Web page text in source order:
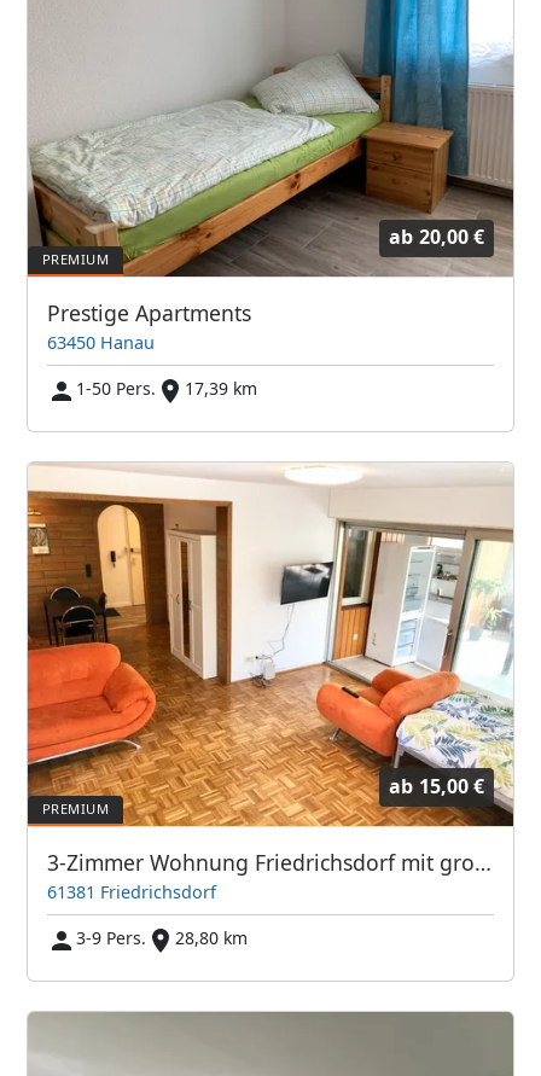
ab 20,00 €
Prestige Apartments
63450 Hanau
1-50 Pers.
17,39 km
ab 15,00 €
3-Zimmer Wohnung Friedrichsdorf mit großem Balkon TV's
61381 Friedrichsdorf
3-9 Pers.
28,80 km